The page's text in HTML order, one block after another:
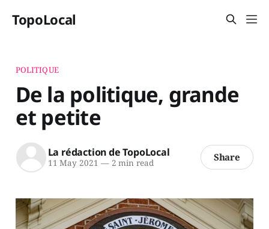
TopoLocal
POLITIQUE
De la politique, grande
et petite
La rédaction de TopoLocal
11 May 2021 —2 min read Share